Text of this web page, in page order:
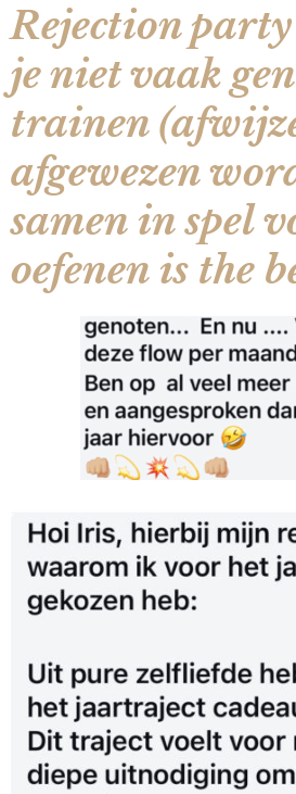
Rejection
je niet vaak
trainen
afgewezen
samen in spel
oefenen is the